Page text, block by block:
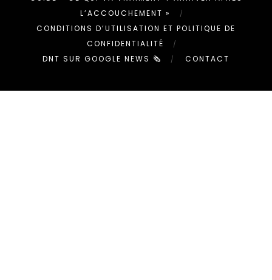
L’ACCOUCHEMENT »
CONDITIONS D’UTILISATION ET POLITIQUE DE
CONFIDENTIALITÉ
DNT SUR GOOGLE NEWS 🗞
CONTACT